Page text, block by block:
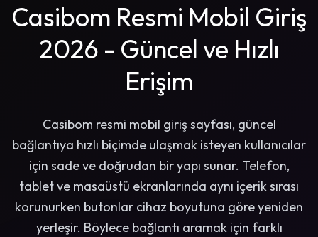
Casibom Resmi Mobil Giriş
2026 - Güncel ve Hızlı
Erişim
Casibom resmi mobil giriş sayfası, güncel
bağlantıya hızlı biçimde ulaşmak isteyen kullanıcılar
için sade ve doğrudan bir yapı sunar. Telefon,
tablet ve masaüstü ekranlarında aynı içerik sırası
korunurken butonlar cihaz boyutuna göre yeniden
yerleşir. Böylece bağlantı aramak için farklı